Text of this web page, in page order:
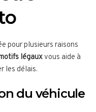
pour plusieurs raisons
légauxvous aide à
les délais.
du véhicule